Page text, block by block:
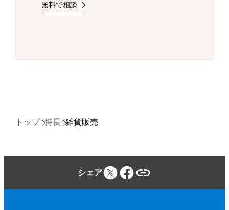
無料で相談
トップ 特長 雑貨販売
シェア